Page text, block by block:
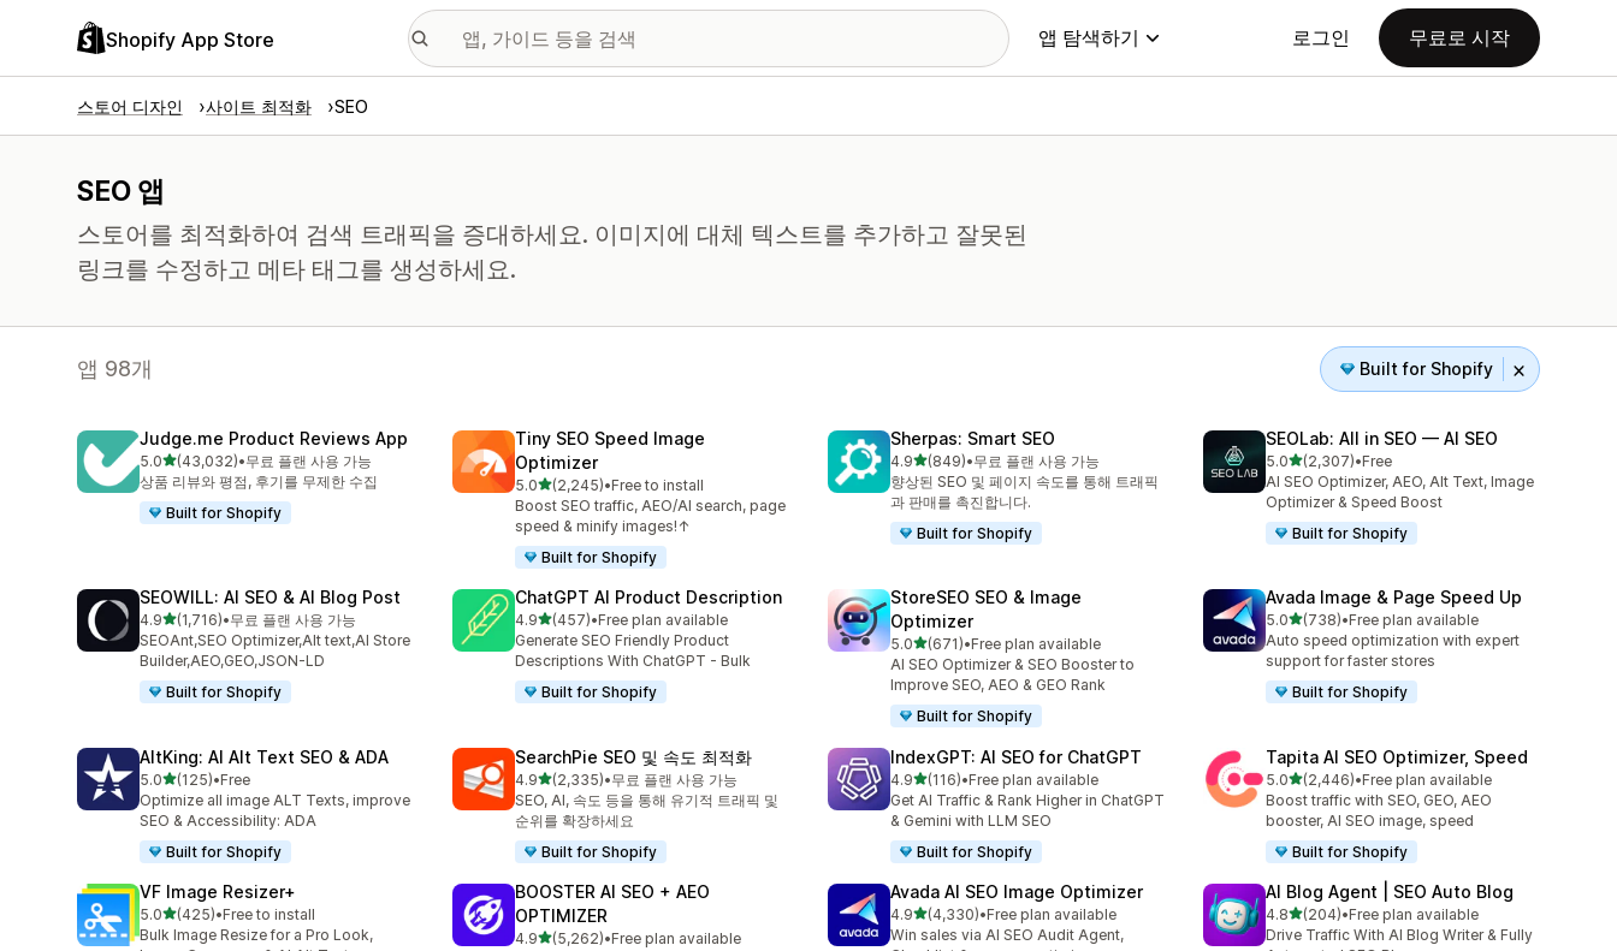
Shopify App Store 앱 탐색하기 로그인 무료로 시작
스토어 디자인 사이트 최적화 SEO
SEO 앱
스토어를 최적화하여 검색 트래픽을 증대하세요. 이미지에 대체 텍스트를 추가하고 잘못된
링크를 수정하고 메타 태그를 생성하세요.
앱 98개 Built for Shopify
Judge.me Product Reviews App
5.0별 5개 중
(43,032)
총 리뷰 43032개
•무료 플랜 사용 가능
상품 리뷰와 평점, 후기를 무제한 수집
Built for Shopify
Tiny SEO Speed Image
Optimizer
5.0별 5개 중
(2,245)
총 리뷰 2245개
•Free to install
Boost SEO traffic, AEO/AI search, page
speed & minify images!↑
Built for Shopify
Sherpas: Smart SEO
4.9별 5개 중
(849)
총 리뷰 849개
•무료 플랜 사용 가능
향상된 SEO 및 페이지 속도를 통해 트래픽
과 판매를 촉진합니다.
Built for Shopify
SEOLab: All in SEO — AI SEO
5.0별 5개 중
(2,307)
총 리뷰 2307개
•Free
AI SEO Optimizer, AEO, Alt Text, Image
Optimizer & Speed Boost
Built for Shopify
SEOWILL: AI SEO & AI Blog Post
4.9별 5개 중
(1,716)
총 리뷰 1716개
•무료 플랜 사용 가능
SEOAnt,SEO Optimizer,Alt text,AI Store
Builder,AEO,GEO,JSON-LD
Built for Shopify
ChatGPT AI Product Description
4.9별 5개 중
(457)
총 리뷰 457개
•Free plan available
Generate SEO Friendly Product
Descriptions With ChatGPT - Bulk
Built for Shopify
StoreSEO SEO & Image
Optimizer
5.0별 5개 중
(671)
총 리뷰 671개
•Free plan available
AI SEO Optimizer & SEO Booster to
Improve SEO, AEO & GEO Rank
Built for Shopify
Avada Image & Page Speed Up
5.0별 5개 중
(738)
총 리뷰 738개
•Free plan available
Auto speed optimization with expert
support for faster stores
Built for Shopify
AltKing: AI Alt Text SEO & ADA
5.0별 5개 중
(125)
총 리뷰 125개
•Free
Optimize all image ALT Texts, improve
SEO & Accessibility: ADA
Built for Shopify
SearchPie SEO 및 속도 최적화
4.9별 5개 중
(2,335)
총 리뷰 2335개
•무료 플랜 사용 가능
SEO, AI, 속도 등을 통해 유기적 트래픽 및
순위를 확장하세요
Built for Shopify
IndexGPT: AI SEO for ChatGPT
4.9별 5개 중
(116)
총 리뷰 116개
•Free plan available
Get AI Traffic & Rank Higher in ChatGPT
& Gemini with LLM SEO
Built for Shopify
Tapita AI SEO Optimizer, Speed
5.0별 5개 중
(2,446)
총 리뷰 2446개
•Free plan available
Boost traffic with SEO, GEO, AEO
booster, AI SEO image, speed
Built for Shopify
VF Image Resizer+
5.0별 5개 중
(425)
총 리뷰 425개
•Free to install
Bulk Image Resize for a Pro Look,
BOOSTER AI SEO + AEO
OPTIMIZER
4.9별 5개 중
(5,262)
총 리뷰 5262개
•Free plan available
Avada AI SEO Image Optimizer
4.9별 5개 중
(4,330)
총 리뷰 4330개
•Free plan available
Win sales via AI SEO Audit Agent,
AI Blog Agent | SEO Auto Blog
4.8별 5개 중
(204)
총 리뷰 204개
•Free plan available
Drive Traffic With AI Blog Writer & Fully